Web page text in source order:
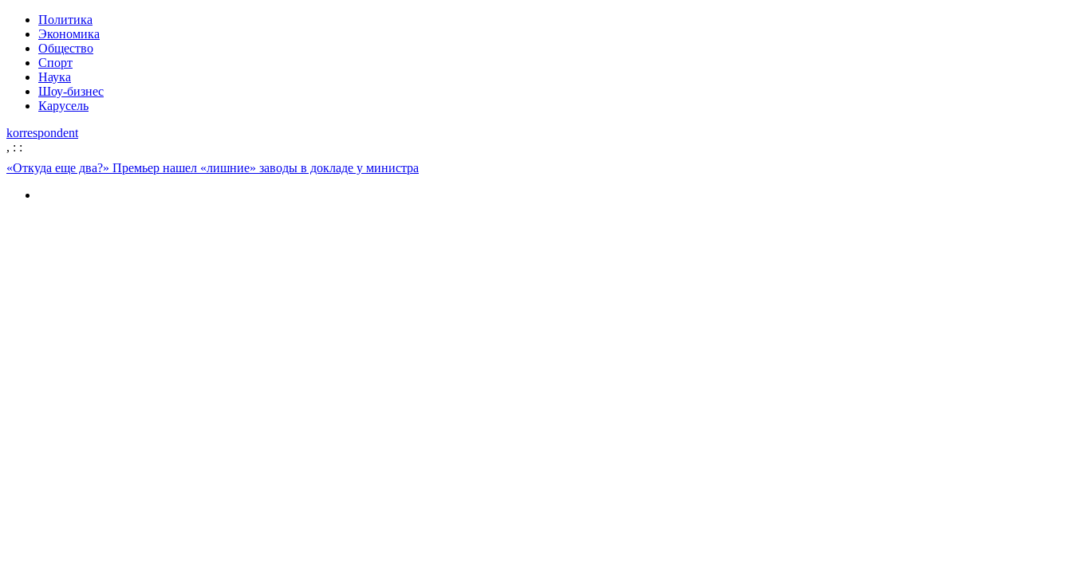
Политика
Экономика
Общество
Спорт
Наука
Шоу-бизнес
Карусель
korrespondent
, : :
«Откуда еще два?» Премьер нашел «лишние» заводы в докладе у министра